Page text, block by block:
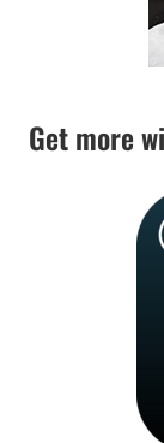
Get more